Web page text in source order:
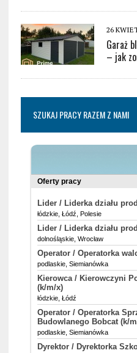
26
Garaż
– jak
SZUKAJ PRACY RAZEM Z NAMI